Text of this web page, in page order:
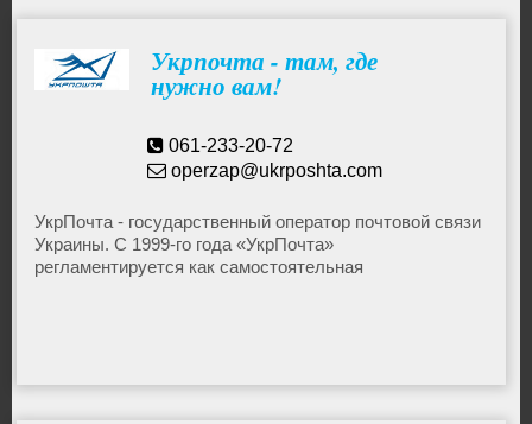
Укрпочта - там, где
нужно вам!
061-233-20-72
operzap@ukrposhta.com
УкрПочта - государственный оператор почтовой связи
Украины. С 1999-го года «УкрПочта»
регламентируется как самостоятельная